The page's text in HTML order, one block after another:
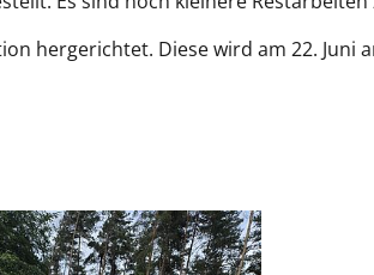
hergerichtet. Diese wird am 22. Juni